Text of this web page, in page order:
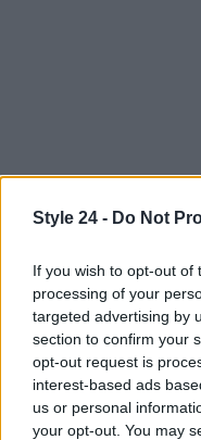
Style 24 - Do Not
If you wish to opt-out of
processing of your
targeted advertising by
section to confirm your
opt-out request is
interest-based ads
us or personal
your opt-out. You may
Staff